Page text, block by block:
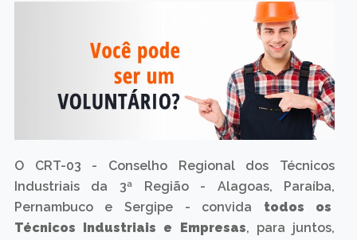
O CRT-03 - Conselho Regional dos Técnicos
Industriais da 3ª Região - Alagoas, Paraíba,
Pernambuco e Sergipe - convida todos os
Técnicos Industriais e Empresas, para juntos,